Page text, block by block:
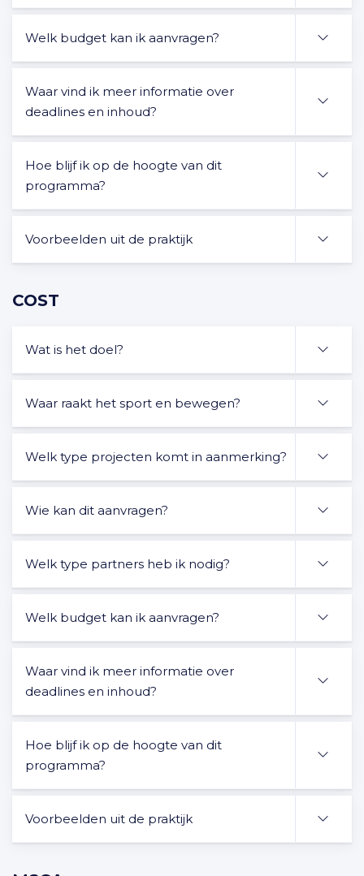
Welk budget kan ik aanvragen?
Waar vind ik meer informatie over
deadlines en inhoud?
Hoe blijf ik op de hoogte van dit
programma?
Voorbeelden uit de praktijk
COST
Wat is het doel?
Waar raakt het sport en bewegen?
Welk type projecten komt in aanmerking?
Wie kan dit aanvragen?
Welk type partners heb ik nodig?
Welk budget kan ik aanvragen?
Waar vind ik meer informatie over
deadlines en inhoud?
Hoe blijf ik op de hoogte van dit
programma?
Voorbeelden uit de praktijk